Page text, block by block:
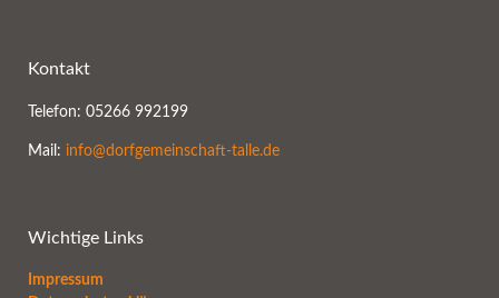
Kontakt
Telefon: 05266 992199
Mail: info@dorfgemeinschaft-talle.de
Wichtige Links
Impressum